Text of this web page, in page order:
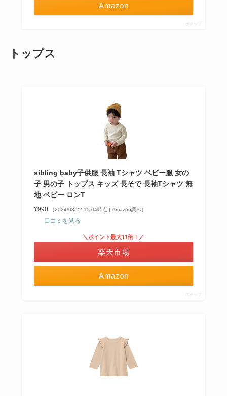
Amazon
ポチップ
トップス
sibling baby子供服 長袖 Tシャツ ベビー服 女の
子 男の子 トップス キッズ 長そで 長袖Tシャツ 無
地 ベビー ロンT
¥990 （2024/03/22 15:04時点 | Amazon調べ）
口コミを見る
Amazon
＼ポイント最大11倍！／
楽天市場
ポチップ